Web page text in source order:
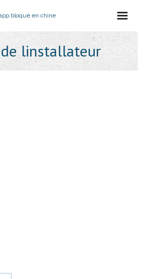
bloqué en chine
linstallateur